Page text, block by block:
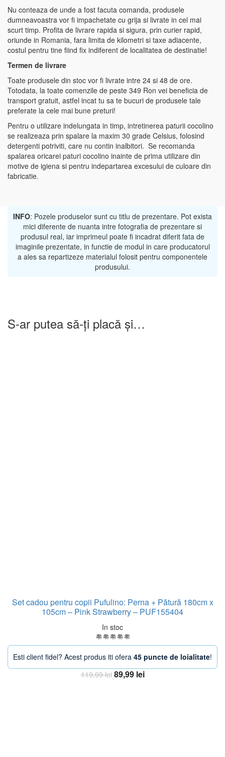
Nu conteaza de unde a fost facuta comanda, produsele
dumneavoastra vor fi impachetate cu grija si livrate in cel mai
scurt timp. Profita de livrare rapida si sigura, prin curier rapid,
oriunde in Romania, fara limita de kilometri si taxe adiacente,
costul pentru tine fiind fix indiferent de localitatea de destinatie!
Termen de livrare
Toate produsele din stoc vor fi livrate intre 24 si 48 de ore.
Totodata, la toate comenzile de peste 349 Ron vei beneficia de
transport gratuit, astfel incat tu sa te bucuri de produsele tale
preferate la cele mai bune preturi!
Pentru o utilizare indelungata in timp, intretinerea paturii cocolino
se realizeaza prin spalare la maxim 30 grade Celsius, folosind
detergenti potriviti, care nu contin inalbitori. Se recomanda
spalarea oricarei paturi cocolino inainte de prima utilizare din
motive de igiena si pentru indepartarea excesului de culoare din
fabricatie.
INFO: Pozele produselor sunt cu titlu de prezentare. Pot exista
mici diferente de nuanta intre fotografia de prezentare si
produsul real, iar imprimeul poate fi incadrat diferit fata de
imaginile prezentate, in functie de modul in care producatorul
a ales sa repartizeze materialul folosit pentru componentele
produsului.
S-ar putea să-ți placă și…
Set cadou pentru copii Pufulino: Perna + Pătură 180cm x
105cm – Pink Strawberry – PUF155404
In stoc
Esti client fidel? Acest produs iti ofera 45 puncte de loialitate!
119,99lei Prețul
89,99 leiPrețul